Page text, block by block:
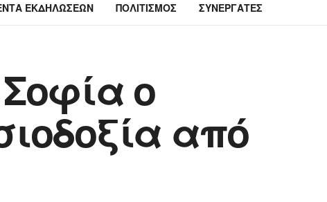
ΕΚΔΗΛΩΣΕΩΝ ΠΟΛΙΤΙΣΜΟΣ ΣΥΝΕΡΓΑΤΕΣ
ο
από